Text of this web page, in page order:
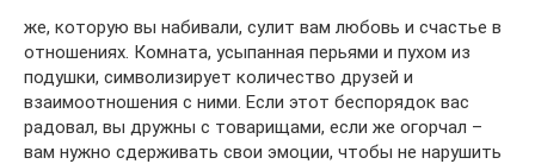
же, которую вы набивали, сулит вам любовь и счастье в
отношениях. Комната, усыпанная перьями и пухом из
подушки, символизирует количество друзей и
взаимоотношения с ними. Если этот беспорядок вас
радовал, вы дружны с товарищами, если же огорчал –
вам нужно сдерживать свои эмоции, чтобы не нарушить